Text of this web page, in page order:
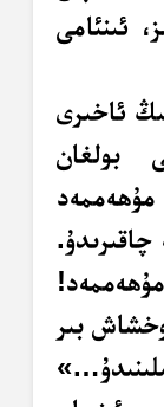
ئىنئامى
ئاخىرى
بولغان
چاقىرىدۇ.
بىر